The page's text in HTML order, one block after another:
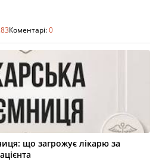
Коментарі:0
що загрожує лікарю за